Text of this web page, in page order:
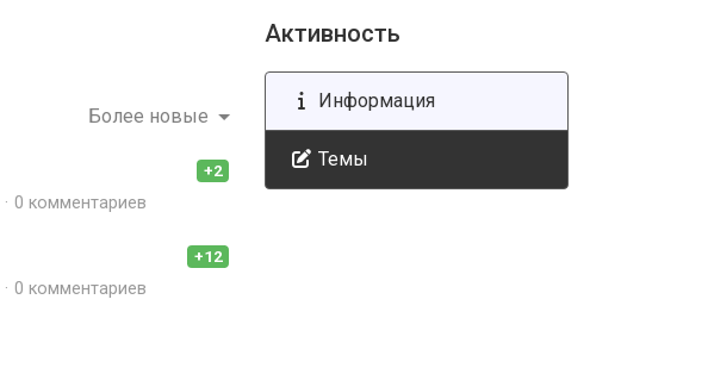
Более новые
+2
0 комментариев
+12
0 комментариев
Активность
Информация
Темы